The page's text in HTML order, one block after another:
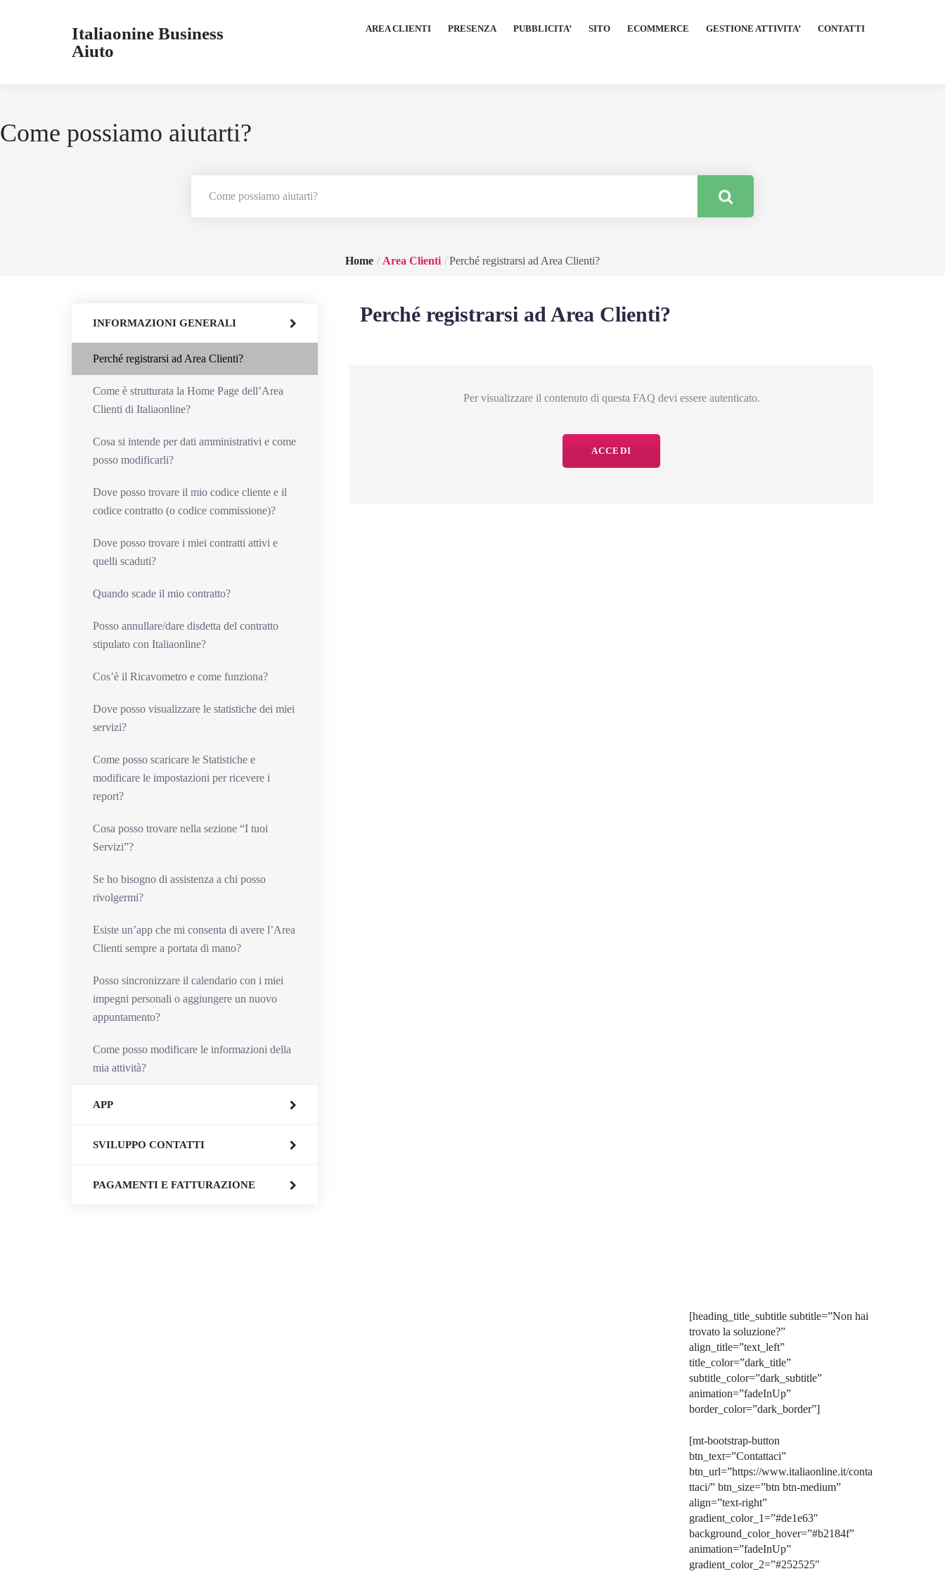
Italiaonine Business
Aiuto
AREA CLIENTI PRESENZA PUBBLICITA’ SITO ECOMMERCE GESTIONE ATTIVITA’ CONTATTI
Come possiamo aiutarti?
Home Area Clienti Perché registrarsi ad Area Clienti?
INFORMAZIONI GENERALI
Perché registrarsi ad Area Clienti?
Come è strutturata la Home Page dell’Area
Clienti di Italiaonline?
Cosa si intende per dati amministrativi e come
posso modificarli?
Dove posso trovare il mio codice cliente e il
codice contratto (o codice commissione)?
Dove posso trovare i miei contratti attivi e
quelli scaduti?
Quando scade il mio contratto?
Posso annullare/dare disdetta del contratto
stipulato con Italiaonline?
Cos’è il Ricavometro e come funziona?
Dove posso visualizzare le statistiche dei miei
servizi?
Come posso scaricare le Statistiche e
modificare le impostazioni per ricevere i
report?
Cosa posso trovare nella sezione “I tuoi
Servizi”?
Se ho bisogno di assistenza a chi posso
rivolgermi?
Esiste un’app che mi consenta di avere l’Area
Clienti sempre a portata di mano?
Posso sincronizzare il calendario con i miei
impegni personali o aggiungere un nuovo
appuntamento?
Come posso modificare le informazioni della
mia attività?
APP
SVILUPPO CONTATTI
PAGAMENTI E FATTURAZIONE
Perché registrarsi ad Area Clienti?
Per visualizzare il contenuto di questa FAQ devi essere autenticato.
ACCEDI
[heading_title_subtitle subtitle=”Non hai
trovato la soluzione?”
align_title=”text_left”
title_color=”dark_title”
subtitle_color=”dark_subtitle”
animation=”fadeInUp”
border_color=”dark_border”]
[mt-bootstrap-button
btn_text=”Contattaci”
btn_url=”https://www.italiaonline.it/conta
ttaci/” btn_size=”btn btn-medium”
align=”text-right”
gradient_color_1=”#de1e63″
background_color_hover=”#b2184f”
animation=”fadeInUp”
gradient_color_2=”#252525″